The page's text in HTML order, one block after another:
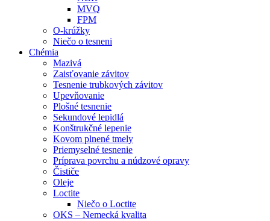
MVQ
FPM
O-krúžky
Niečo o tesneni
Chémia
Mazivá
Zaisťovanie závitov
Tesnenie trubkových závitov
Upevňovanie
Plošné tesnenie
Sekundové lepidlá
Konštrukčné lepenie
Kovom plnené tmely
Priemyselné tesnenie
Príprava povrchu a núdzové opravy
Čističe
Oleje
Loctite
Niečo o Loctite
OKS – Nemecká kvalita